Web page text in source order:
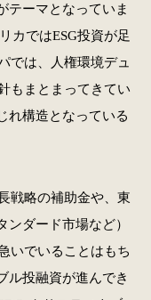
テーマとなっていま
カではESG投資が足
では、人権環境デュ
もまとまってきてい
れ構造となっている
戦略の補助金や、東
ダード市場など）
いでいることはもち
ル投融資が進んでき